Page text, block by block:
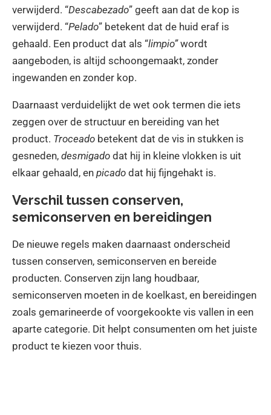
verwijderd. “Descabezado” geeft aan dat de kop is
verwijderd. “Pelado” betekent dat de huid eraf is
gehaald. Een product dat als “limpio”wordt
aangeboden, is altijd schoongemaakt, zonder
ingewanden en zonder kop.
Daarnaast verduidelijkt de wet ook termen die iets
zeggen over de structuur en bereiding van het
product. Troceado betekent dat de vis in stukken is
gesneden, desmigado dat hij in kleine vlokken is uit
elkaar gehaald, en picado dat hij fijngehakt is.
Verschil tussen conserven,
semiconserven en bereidingen
De nieuwe regels maken daarnaast onderscheid
tussen conserven, semiconserven en bereide
producten. Conserven zijn lang houdbaar,
semiconserven moeten in de koelkast, en bereidingen
zoals gemarineerde of voorgekookte vis vallen in een
aparte categorie. Dit helpt consumenten om het juiste
product te kiezen voor thuis.